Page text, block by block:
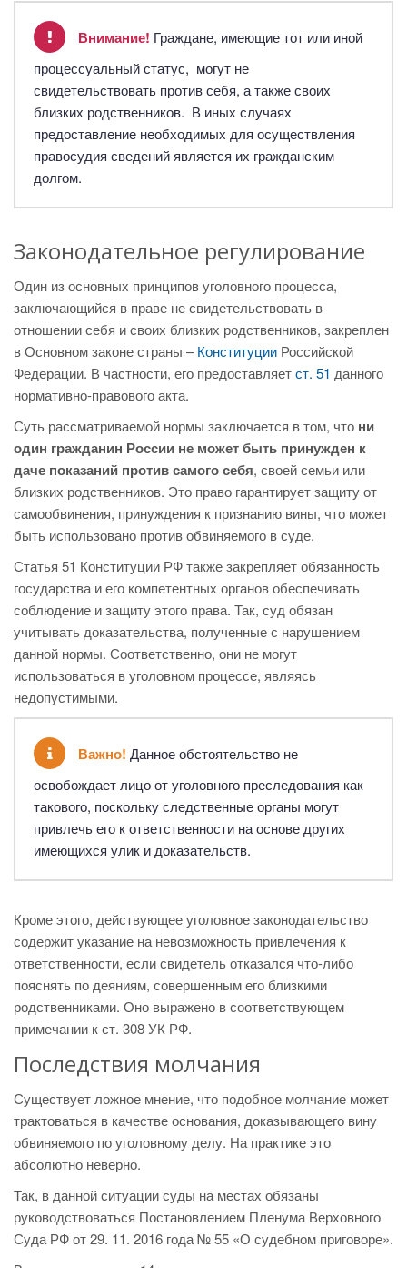
Внимание! Граждане, имеющие тот или иной
процессуальный статус, могут не
свидетельствовать против себя, а также своих
близких родственников. В иных случаях
предоставление необходимых для осуществления
правосудия сведений является их гражданским
долгом.
Законодательное регулирование
Один из основных принципов уголовного процесса,
заключающийся в праве не свидетельствовать в
отношении себя и своих близких родственников, закреплен
в Основном законе страны –Конституции Российской
Федерации. В частности, его предоставляетст. 51 данного
нормативно-правового акта.
Суть рассматриваемой нормы заключается в том, что ни
один гражданин России не может быть принужден к
даче показаний против самого себя, своей семьи или
близких родственников. Это право гарантирует защиту от
самообвинения, принуждения к признанию вины, что может
быть использовано против обвиняемого в суде.
Статья 51 Конституции РФ также закрепляет обязанность
государства и его компетентных органов обеспечивать
соблюдение и защиту этого права. Так, суд обязан
учитывать доказательства, полученные с нарушением
данной нормы. Соответственно, они не могут
использоваться в уголовном процессе, являясь
недопустимыми.
Важно! Данное обстоятельство не
освобождает лицо от уголовного преследования как
такового, поскольку следственные органы могут
привлечь его к ответственности на основе других
имеющихся улик и доказательств.
Кроме этого, действующее уголовное законодательство
содержит указание на невозможность привлечения к
ответственности, если свидетель отказался что-либо
пояснять по деяниям, совершенным его близкими
родственниками. Оно выражено в соответствующем
примечании к ст. 308 УК РФ.
Последствия молчания
Существует ложное мнение, что подобное молчание может
трактоваться в качестве основания, доказывающего вину
обвиняемого по уголовному делу. На практике это
абсолютно неверно.
Так, в данной ситуации суды на местах обязаны
руководствоваться Постановлением Пленума Верховного
Суда РФ от 29. 11. 2016 года № 55 «О судебном приговоре».